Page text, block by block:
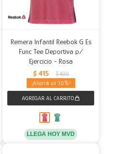
Remera Infantil Reebok G Es
Func Tee Deportiva p/
Ejercicio - Rosa
$ 415 $ 830
50
LLEGA HOY MVD